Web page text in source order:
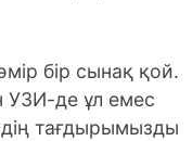
бір сынақ қой.
УЗИ-де ұл емес
тағдырымызды